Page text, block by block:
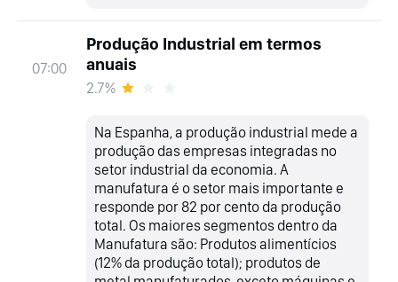
07:00
Produção Industrial em termos
anuais
2.7%
Na Espanha, a produção industrial mede a
produção das empresas integradas no
setor industrial da economia. A
manufatura é o setor mais importante e
responde por 82 por cento da produção
total. Os maiores segmentos dentro da
Manufatura são: Produtos alimentícios
(12% da produção total); produtos de